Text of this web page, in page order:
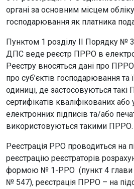
органі за основним місцем обліку
господарювання як платника
Пунктом 1 розділу ІІ Порядку №
ДПС веде реєстр ПРРО в
Реєстру вносяться дані про
про суб’єктів господарювання та
одиниці, де застосовуються такі
сертифікатів кваліфікованих
електронних підписів та/або
використовуються такими ПРРО.
Реєстрація РРО проводиться на
реєстрацію реєстраторів
формою № 1-РРО (пункт 4 глави
№ 547), реєстрація ПРРО – на